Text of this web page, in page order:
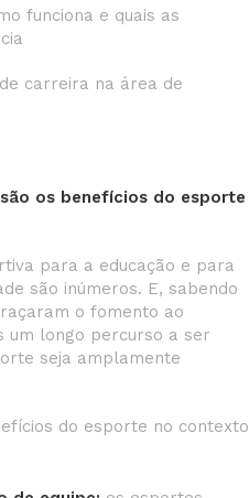
funciona e quais as
carreira na área de
os benefícios do esporte
para a educação e para
são inúmeros. E, sabendo
o fomento ao
um longo percurso a ser
seja amplamente
do esporte no contexto